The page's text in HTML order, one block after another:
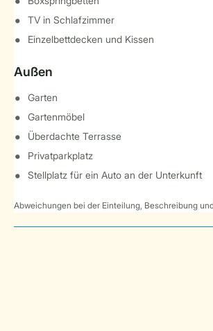
TV in Schlafzimmer
Einzelbettdecken und Kissen
Außen
Garten
Gartenmöbel
Überdachte Terrasse
Privatparkplatz
Stellplatz für ein Auto an der Unterkunft
Abweichungen bei der Einteilung, Beschreibung